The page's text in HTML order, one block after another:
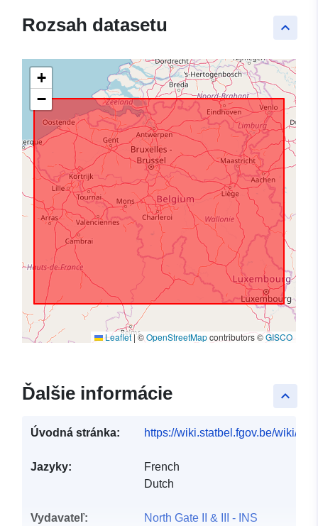
keyboard_arrow_up
Rozsah datasetu
+
−
Leaflet|©OpenStreetMapcontributors ©GISCO
keyboard_arrow_up
Ďalšie informácie
Úvodná stránka: https://wiki.statbel.fgov.be/wiki/
Jazyky:
French
Dutch
Vydavateľ: North Gate II & III - INS